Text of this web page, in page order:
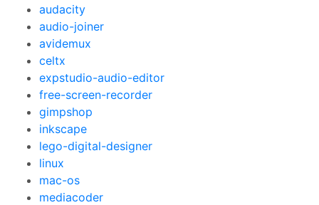
audacity
audio-joiner
avidemux
celtx
expstudio-audio-editor
free-screen-recorder
gimpshop
inkscape
lego-digital-designer
linux
mac-os
mediacoder